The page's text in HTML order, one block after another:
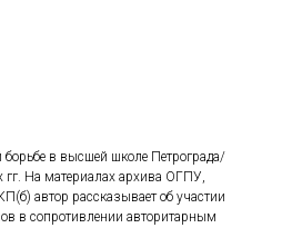
в высшей школе Петрограда/
гг. На материалах архива ОГПУ,
автор рассказывает об участии
в сопротивлении авторитарным